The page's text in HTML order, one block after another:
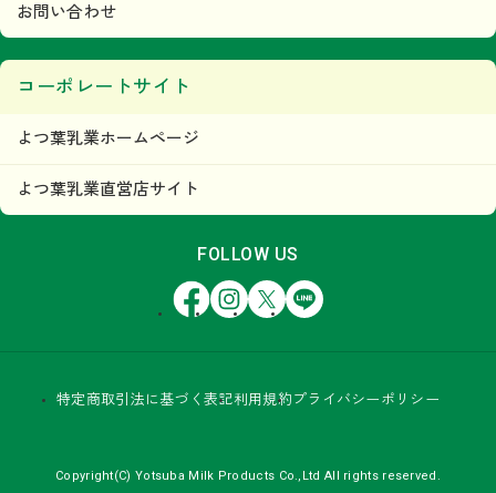
お問い合わせ
コーポレートサイト
よつ葉乳業ホームページ
よつ葉乳業直営店サイト
FOLLOW US
FacebookInstagram
X LINE
特定商取引法に基づく表記利用規約 プライバシーポリシー
Copyright(C) Yotsuba Milk Products Co.,Ltd All rights reserved.